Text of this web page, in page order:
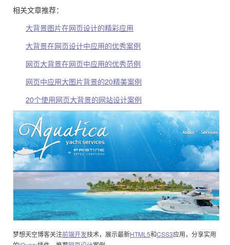
相关文章推荐：
大背景图片在网页设计的精彩应用
大背景在网页设计中应用的优秀案例
网页大背景在网页中应用的优秀范例
网页中应用大图片背景的20精美案例
20个使用网页大背景的网站设计案例
梦想天空博客关注前端开发技术，展示最新HTML5和CSS3应用，分享实用